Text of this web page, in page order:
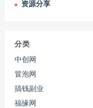
资源分享
分类
中创网
冒泡网
搞钱副业
福缘网